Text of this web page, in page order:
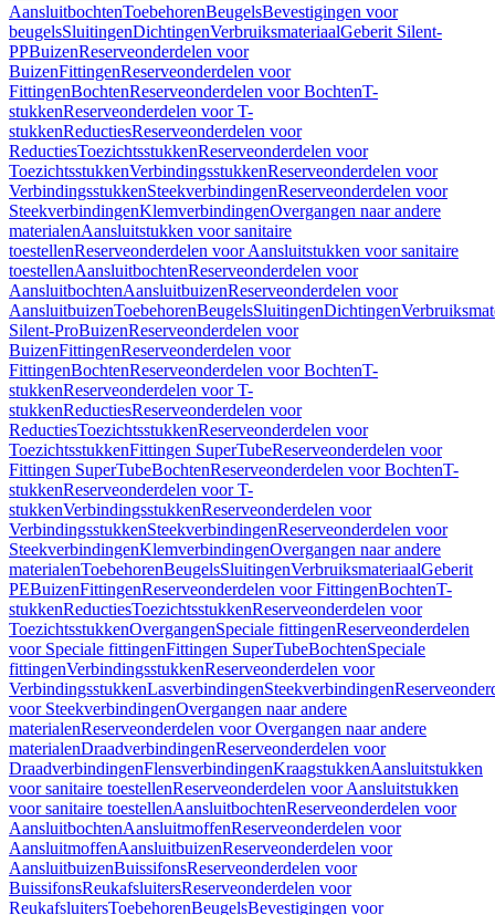
AansluitbochtenToebehorenBeugelsBevestigingen voor
beugelsSluitingenDichtingenVerbruiksmateriaalGeberit Silent-
PPBuizenReserveonderdelen voor
BuizenFittingenReserveonderdelen voor
FittingenBochtenReserveonderdelen voor BochtenT-
stukkenReserveonderdelen voor T-
stukkenReductiesReserveonderdelen voor
ReductiesToezichtsstukkenReserveonderdelen voor
ToezichtsstukkenVerbindingsstukkenReserveonderdelen voor
VerbindingsstukkenSteekverbindingenReserveonderdelen voor
SteekverbindingenKlemverbindingenOvergangen naar andere
materialenAansluitstukken voor sanitaire
toestellenReserveonderdelen voor Aansluitstukken voor sanitaire
toestellenAansluitbochtenReserveonderdelen voor
AansluitbochtenAansluitbuizenReserveonderdelen voor
AansluitbuizenToebehorenBeugelsSluitingenDichtingen
Silent-ProBuizenReserveonderdelen voor
BuizenFittingenReserveonderdelen voor
FittingenBochtenReserveonderdelen voor BochtenT-
stukkenReserveonderdelen voor T-
stukkenReductiesReserveonderdelen voor
ReductiesToezichtsstukkenReserveonderdelen voor
ToezichtsstukkenFittingen SuperTubeReserveonderdelen voor
Fittingen SuperTubeBochtenReserveonderdelen voor BochtenT-
stukkenReserveonderdelen voor T-
stukkenVerbindingsstukkenReserveonderdelen voor
VerbindingsstukkenSteekverbindingenReserveonderdelen voor
SteekverbindingenKlemverbindingenOvergangen naar andere
materialenToebehorenBeugelsSluitingenVerbruiksmateriaalGeberit
PEBuizenFittingenReserveonderdelen voor FittingenBochtenT-
stukkenReductiesToezichtsstukkenReserveonderdelen voor
ToezichtsstukkenOvergangenSpeciale fittingenReserveonderdelen
voor Speciale fittingenFittingen SuperTubeBochtenSpeciale
fittingenVerbindingsstukkenReserveonderdelen voor
VerbindingsstukkenLasverbindingenSteekverbindingen
voor SteekverbindingenOvergangen naar andere
materialenReserveonderdelen voor Overgangen naar andere
materialenDraadverbindingenReserveonderdelen voor
DraadverbindingenFlensverbindingenKraagstukkenAansluitstukken
voor sanitaire toestellenReserveonderdelen voor Aansluitstukken
voor sanitaire toestellenAansluitbochtenReserveonderdelen voor
AansluitbochtenAansluitmoffenReserveonderdelen voor
AansluitmoffenAansluitbuizenReserveonderdelen voor
AansluitbuizenBuissifonsReserveonderdelen voor
BuissifonsReukafsluitersReserveonderdelen voor
ReukafsluitersToebehorenBeugelsBevestigingen voor